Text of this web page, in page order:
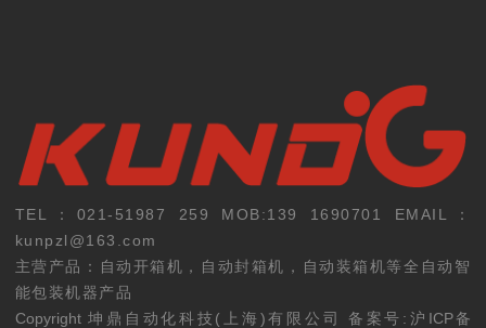
TEL：021-51987 259 MOB:139 1690701 EMAIL：
kunpzl@163.com
主营产品：自动开箱机，自动封箱机，自动装箱机等全自动智
能包装机器产品
Copyright 坤鼎自动化科技(上海)有限公 司 备案号:沪ICP备